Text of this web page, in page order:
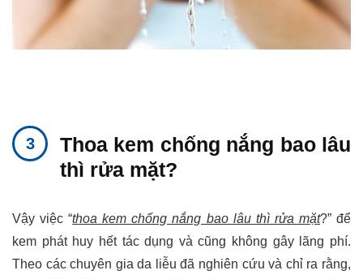
Thoa kem chống nắng bao lâu
thì rửa mặt?
Vậy việc “thoa kem chống nắng bao lâu thì rửa mặt?” để
kem phát huy hết tác dụng và cũng không gây lãng phí.
Theo các chuyên gia da liễu đã nghiên cứu và chỉ ra rằng,